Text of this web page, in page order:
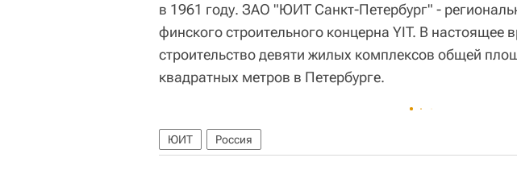
в 1961 году. ЗАО "ЮИТ Санкт-Петербург" -
финского строительного концерна YIT. В настоящее
строительство девяти жилых комплексов общей
квадратных метров в Петербурге.
ЮИТ Россия